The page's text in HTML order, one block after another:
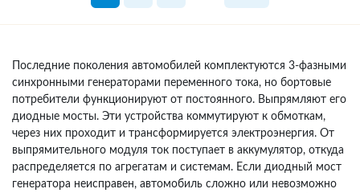
Последние поколения автомобилей комплектуются 3-фазными
синхронными генераторами переменного тока, но бортовые
потребители функционируют от постоянного. Выпрямляют его
диодные мосты. Эти устройства коммутируют к обмоткам,
через них проходит и трансформируется электроэнергия. От
выпрямительного модуля ток поступает в аккумулятор, откуда
распределяется по агрегатам и системам. Если диодный мост
генератора неисправен, автомобиль сложно или невозможно